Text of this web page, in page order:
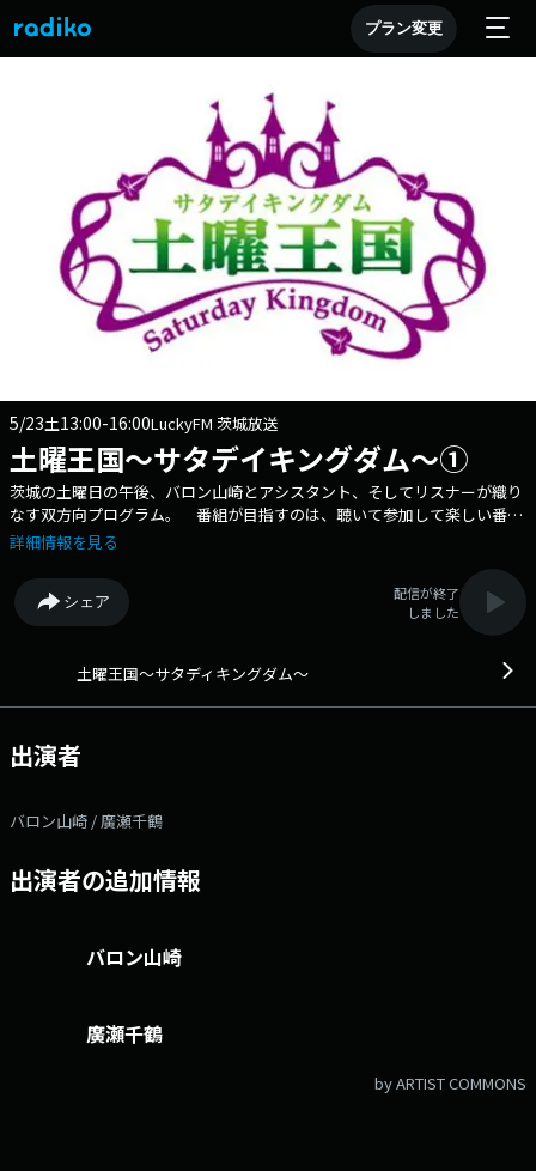
プラン変更
5/23土13:00-16:00LuckyFM 茨城放送
土曜王国～サタデイキングダム～①
茨城の土曜日の午後、バロン山崎とアシスタント、そしてリスナーが織り
なす双方向プログラム。 番組が目指すのは、聴いて参加して楽しい番組
です。 長期政権になりつつあるバロン国王と3代目アシスタント廣瀬千
キニスト）になりませんか。▼13:30「バロンの暴論」 バロン山崎が最
近の出来事で引っかかった事について暴論トークを展開します。
▼14:45「サタキンスペシャル」 ■第1・3週【とことんいばらき】 茨
選で決定しています。 ■第2週【なりきりクエスト】 バロンと廣瀬に
ー。 ■第4週【気象転結】 気象に関する話題を理学博士の三上先生に
伺います。 ▼16:10「オールウェイズ・オン・マイ・マインド」 い
▼16:45「リクエスト3」 ▼17:15「世界おもしろニュース」 海外ニ
ュースの中から「おもしろい」と思われるものを紹介します。 メッセ
詳細情報を見る
シェア
配信が終了
しました
土曜王国～サタディキングダム～
出演者
バロン山崎 / 廣瀬千鶴
出演者の追加情報
バロン山崎
廣瀬千鶴
by ARTIST COMMONS